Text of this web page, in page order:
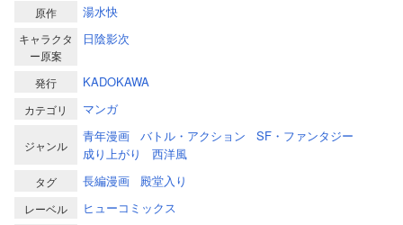
原作 湯水快
キャラクタ
ー原案
日陰影次
発行 KADOKAWA
カテゴリ マンガ
ジャンル
青年漫画 バトル・アクション
SF・ファンタジー
成り上がり
西洋風
タグ 長編漫画 殿堂入り
レーベル ヒューコミックス